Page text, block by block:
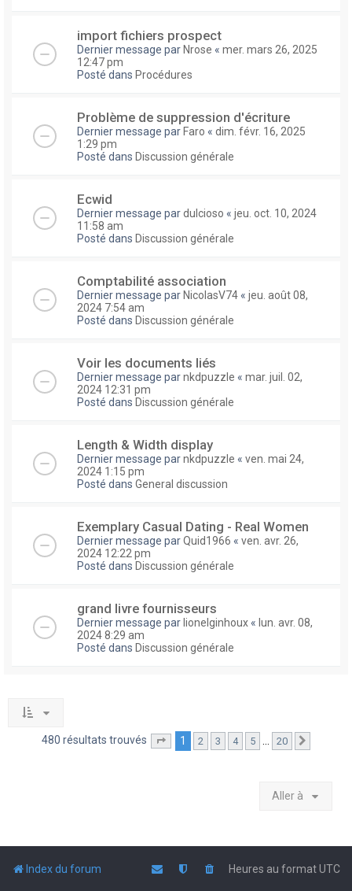
import fichiers prospect
Dernier message par Nrose « mer. mars 26, 2025
12:47 pm
Posté dans Procédures
Problème de suppression d'écriture
Dernier message par Faro « dim. févr. 16, 2025
1:29 pm
Posté dans Discussion générale
Ecwid
Dernier message pardulcioso « jeu. oct. 10, 2024
11:58 am
Posté dans Discussion générale
Comptabilité association
Dernier message par NicolasV74 « jeu. août 08,
2024 7:54 am
Posté dans Discussion générale
Voir les documents liés
Dernier message parnkdpuzzle « mar. juil. 02,
2024 12:31 pm
Posté dans Discussion générale
Length & Width display
Dernier message parnkdpuzzle « ven. mai 24,
2024 1:15 pm
Posté dans General discussion
Exemplary Сasual Dating - Real Women
Dernier message parQuid1966 « ven. avr. 26,
2024 12:22 pm
Posté dans Discussion générale
grand livre fournisseurs
Dernier message par lionelginhoux « lun. avr. 08,
2024 8:29 am
Posté dans Discussion générale
480 résultats trouvés Page sur20
1 2 3 4 5 … 20
Aller à
Index du forum Heures au formatUTC